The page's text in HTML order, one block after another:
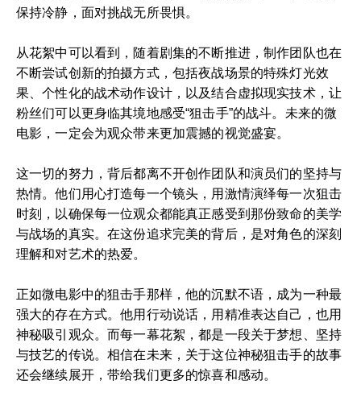
保持冷静，面对挑战无所畏惧。
从花絮中可以看到，随着剧集的不断推进，制作团队也在
不断尝试创新的拍摄方式，包括夜战场景的特殊灯光效
果、个性化的战术动作设计，以及结合虚拟现实技术，让
粉丝们可以更身临其境地感受“狙击手”的战斗。未来的微
电影，一定会为观众带来更加震撼的视觉盛宴。
这一切的努力，背后都离不开创作团队和演员们的坚持与
热情。他们用心打造每一个镜头，用激情演绎每一次狙击
时刻，以确保每一位观众都能真正感受到那份致命的美学
与战场的真实。在这份追求完美的背后，是对角色的深刻
理解和对艺术的热爱。
正如微电影中的狙击手那样，他的沉默不语，成为一种最
强大的存在方式。他用行动说话，用精准表达自己，也用
神秘吸引观众。而每一幕花絮，都是一段关于梦想、坚持
与技艺的传说。相信在未来，关于这位神秘狙击手的故事
还会继续展开，带给我们更多的惊喜和感动。